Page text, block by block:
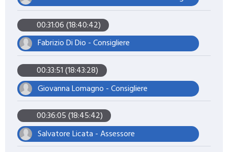
00:31:06 (18:40:42)
Fabrizio Di Dio - Consigliere
00:33:51 (18:43:28)
Giovanna Lomagno - Consigliere
00:36:05 (18:45:42)
Salvatore Licata - Assessore